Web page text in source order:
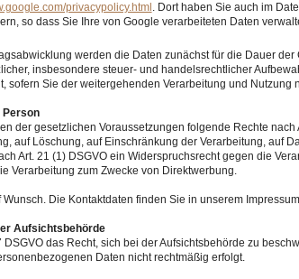
privacypolicy.html . Dort haben Sie auch im
so dass Sie Ihre von Google verarbeiteten Daten
werden die Daten zunächst für die Dauer
insbesondere steuer- und handelsrechtlicher
sofern Sie der weitergehenden Verarbeitung und Nutzung
Person
der gesetzlichen Voraussetzungen folgende Rechte nach
auf Löschung, auf Einschränkung der Verarbeitung, auf
Art. 21 (1) DSGVO ein Widerspruchsrecht gegen die
Verarbeitung zum Zwecke von Direktwerbung.
Wunsch. Die Kontaktdaten finden Sie in unserem
Aufsichtsbehörde
DSGVO das Recht, sich bei der Aufsichtsbehörde zu
Daten nicht rechtmäßig erfolgt.